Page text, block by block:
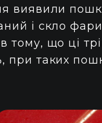
виявили
і скло
тому, що ці
при таких